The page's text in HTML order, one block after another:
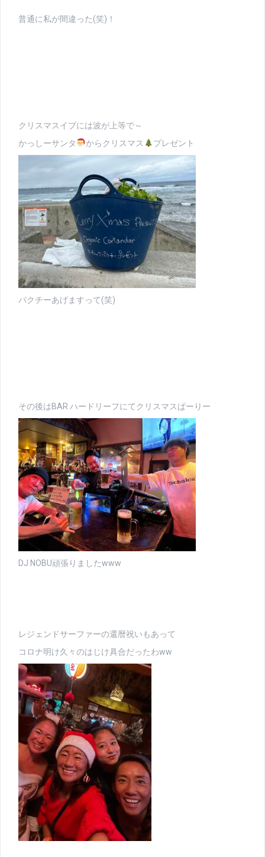
普通に私が間違った(笑)！
クリスマスイブには波が上等で～
かっしーサンタ
からクリスマス プレゼント
パクチーあげますって(笑)
その後はBAR ハードリーフにてクリスマスぱーりー
DJ NOBU頑張りましたwww
レジェンドサーファーの還暦祝いもあって
コロナ明け久々のはじけ具合だったわww